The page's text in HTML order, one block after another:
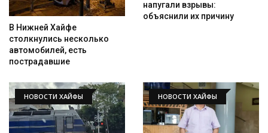
В Нижней Хайфе
столкнулись несколько
автомобилей, есть
пострадавшие
напугали взрывы:
объяснили их причину
НОВОСТИ ХАЙФЫ НОВОСТИ ХАЙФЫ